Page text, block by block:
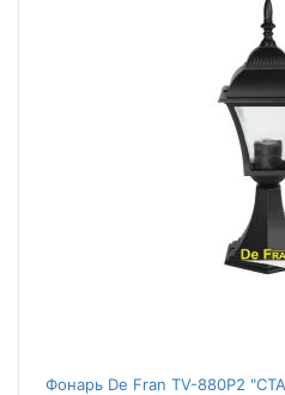
Фонарь De Fran TV-880P2